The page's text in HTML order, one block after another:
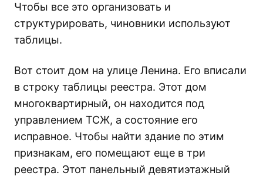
Чтобы все это организовать и
структурировать, чиновники используют
таблицы.
Вот стоит дом на улице Ленина. Его вписали
в строку таблицы реестра. Этот дом
многоквартирный, он находится под
управлением ТСЖ, а состояние его
исправное. Чтобы найти здание по этим
признакам, его помещают еще в три
реестра. Этот панельный девятиэтажный